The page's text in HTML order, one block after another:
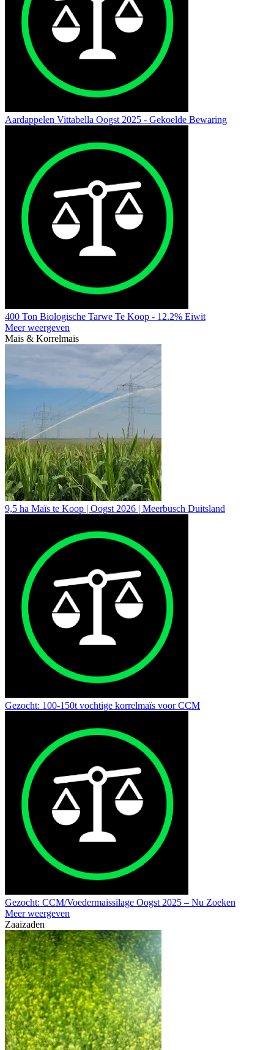
Aardappelen Vittabella Oogst 2025 - Gekoelde Bewaring
400 Ton Biologische Tarwe Te Koop - 12.2% Eiwit
Meer weergeven
Maïs & Korrelmaïs
9,5 ha Maïs te Koop | Oogst 2026 | Meerbusch Duitsland
Gezocht: 100-150t vochtige korrelmaïs voor CCM
Gezocht: CCM/Voedermaissilage Oogst 2025 – Nu Zoeken
Meer weergeven
Zaaizaden